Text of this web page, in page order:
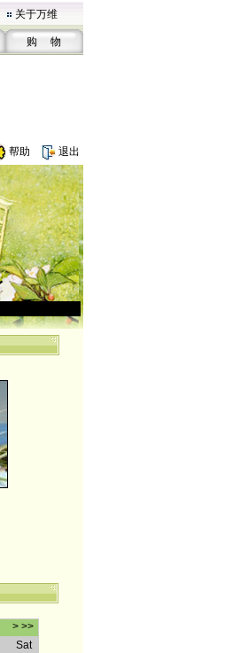
关于万维
购 物
帮助 退出